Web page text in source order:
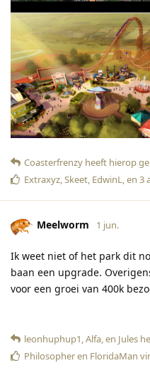
Coasterfrenzy heeft hierop
Extraxyz,Skeet, EdwinL, en 3
Meelworm 1 jun.
Ik weet niet of het park dit
baan een upgrade.
voor een groei van 400k
leonhuphup1,Alfa, en Jules
Philosopheren FloridaMan